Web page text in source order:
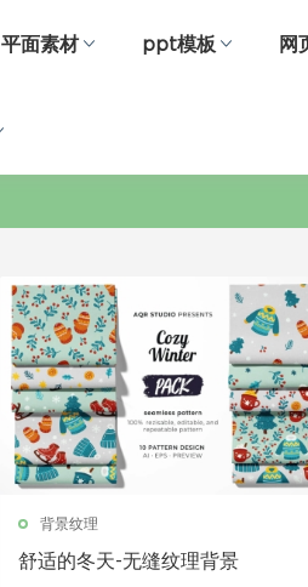
平面素材 ppt模板 网
背景纹理
舒适的冬天-无缝纹理背景